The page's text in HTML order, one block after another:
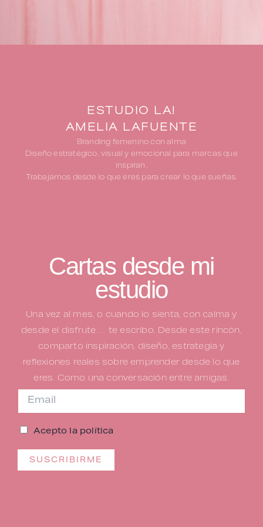
ESTUDIO LA!
AMELIA LAFUENTE
Branding femenino con alma
Diseño estratégico, visual y emocional para marcas que
inspiran.
Trabajamos desde lo que eres para crear lo que sueñas.
Cartas desde mi
estudio
Una vez al mes, o cuando lo sienta, con calma y
desde el disfrute… te escribo. Desde este rincón,
comparto inspiración, diseño, estrategia y
reflexiones reales sobre emprender desde lo que
eres. Como una conversación entre amigas.
Acepto la política
SUSCRIBIRME